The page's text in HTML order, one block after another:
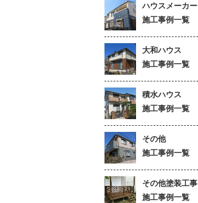
ハウスメーカー
施工事例一覧
大和ハウス
施工事例一覧
積水ハウス
施工事例一覧
その他
施工事例一覧
その他塗装工事
施工事例一覧